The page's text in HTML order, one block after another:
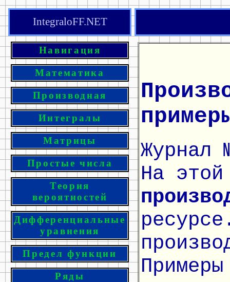
IntegraloFF.NET
Навигация
Математика
Производная
Интегралы
Матрицы
Простые числа
Теория
вероятностей
Дифференциальные
уравнения
Предел функции
Ряды
Журнал
На